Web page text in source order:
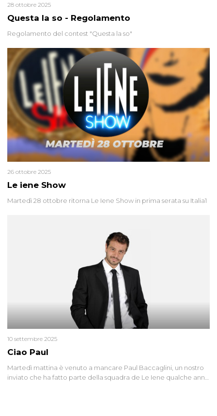
Questa la so - Regolamento
28 ottobre 2025
Regolamento del contest "Questa la so"
Le iene Show
26 ottobre 2025
Martedì 28 ottobre ritorna Le Iene Show in prima serata su Italia1
Ciao Paul
10 settembre 2025
Martedì mattina è venuto a mancare Paul Baccaglini, un nostro
inviato che ha fatto parte della squadra de Le Iene qualche anno